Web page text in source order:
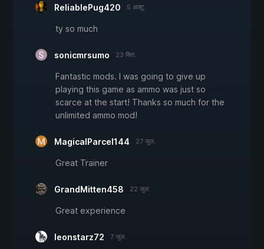
ReliablePug420 5 अक्टू.
ty so much
sonicmrsumo 23 सित.
Fantastic mods. I was going to give up
playing this game as ammo was just so
scarce at the start! Thanks so much for the
unlimited ammo mod!
MagicalParcel144 27 जुल.
Great Trainer
GrandMitten458 22 जुल.
Great experience
leonstarz72 7 जुल.